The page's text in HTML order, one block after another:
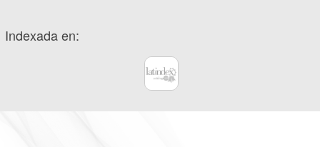
Indexada en: